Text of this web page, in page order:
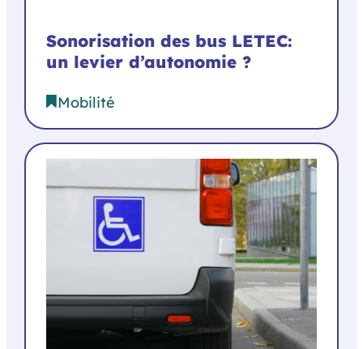
Sonorisation des bus LETEC:
un levier d’autonomie ?
Mobilité